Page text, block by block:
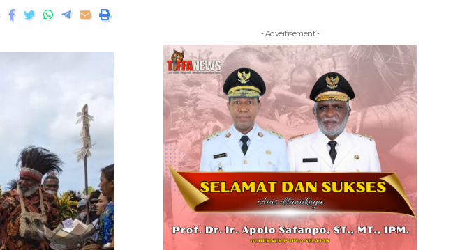
- Advertisement -